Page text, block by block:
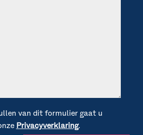
van dit formulier gaat u
Privacyverklaring.